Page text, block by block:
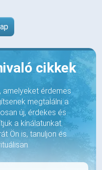
cikkek
amelyeket érdemes
megtalálni a
új, érdekes és
a kínálatunkat.
Ön is, tanuljon és